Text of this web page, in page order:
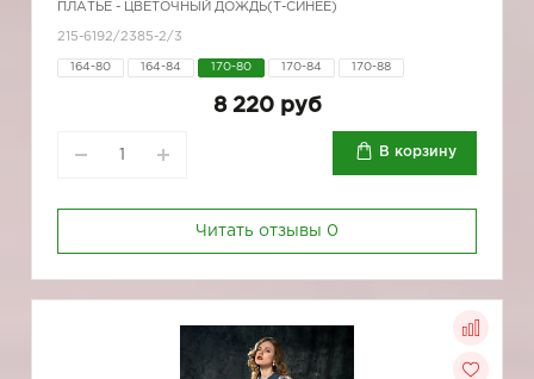
ПЛАТЬЕ - ЦВЕТОЧНЫЙ ДОЖДЬ(Т-СИНЕЕ)
215-6192/2385-2/3
164-80 164-84 170-80 170-84 170-88
8 220 руб
В корзину
Читать отзывы 0